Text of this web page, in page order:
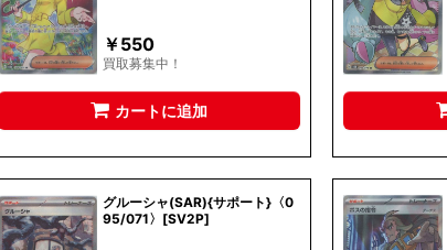
￥550
買取募集中！
カートに追加
グルーシャ(SAR){サポート}〈0
95/071〉[SV2P]